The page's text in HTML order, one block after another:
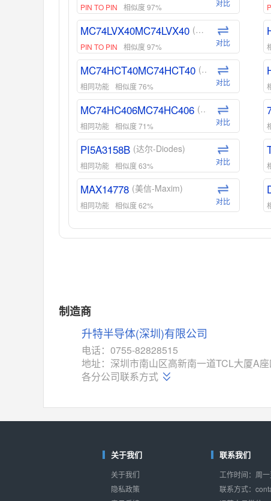
PIN TO PIN 相似度 97% 对比
MC74LVX40MC74LVX40 (安森美-ON)
PIN TO PIN 相似度 97% 对比
MC74HCT40MC74HCT40 (安森美-ON)
相同功能 相似度 76% 对比
MC74HC406MC74HC406 (安森美-ON)
相同功能 相似度 71% 对比
PI5A3158B (达尔-Diodes)
相同功能 相似度 63% 对比
MAX14778 (美信-Maxim)
相同功能 相似度 62% 对比
ADG1439 (亚德诺-ADI)
对比
MAX14760
M74HC4852 (意法-ST)
相同功能 相似度 52% 对比
对比
制造商
升特半导体(深圳)有限公司
电话：0755-82828515
地址：深圳市南山区高新南一道TCL大厦A
各分公司联系方式
关于我们
关于我们
隐私政策
联系我们
工作时间：周
联系方式：